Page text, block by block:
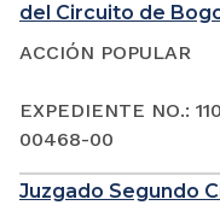
del Circuito de
ACCIÓN POPULAR
EXPEDIENTE NO.:
00468-00
Juzgado Segundo